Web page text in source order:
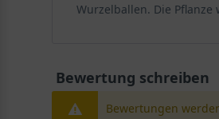
Wurzelballen. Die
Bewertung schreiben
Bewertungen